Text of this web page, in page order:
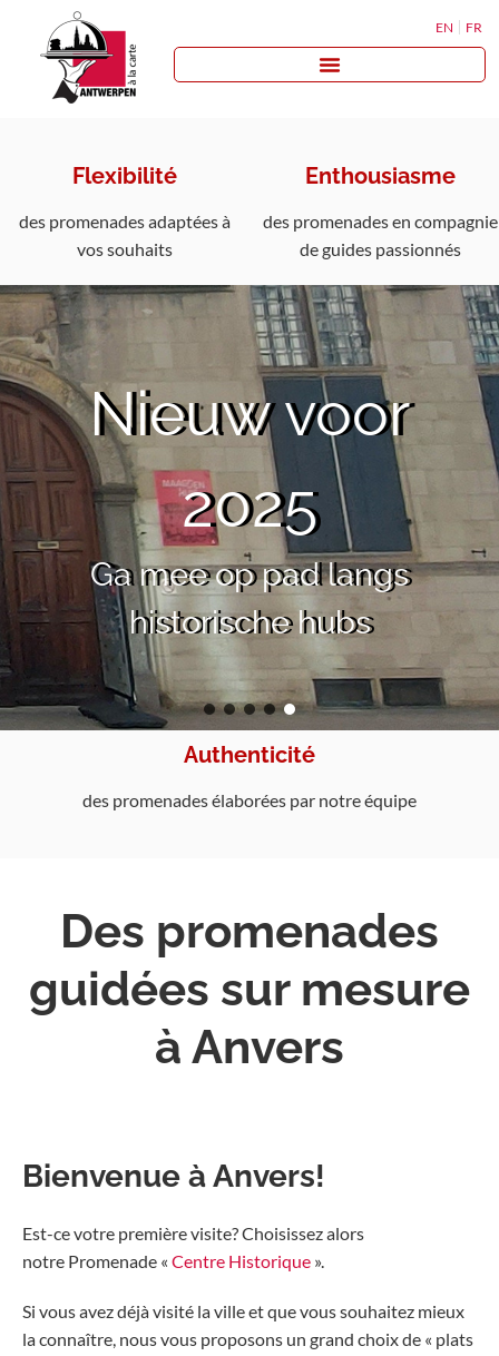
EN FR
Flexibilité
des promenades adaptées à
vos souhaits
Enthousiasme
des promenades en compagnie
de guides passionnés
Nieuw voor
2025
Ga mee op pad langs
historische hubs
Authenticité
des promenades élaborées par notre équipe
Des promenades
guidées sur mesure
à Anvers
Bienvenue à Anvers!
Est-ce votre première visite? Choisissez alors
notre Promenade « Centre Historique ».
Si vous avez déjà visité la ville et que vous souhaitez mieux
la connaître, nous vous proposons un grand choix de « plats